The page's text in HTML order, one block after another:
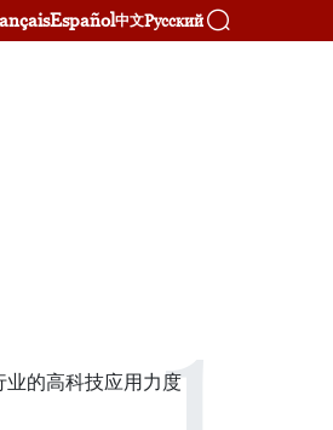
Español中文Русский
业的高科技应用力度